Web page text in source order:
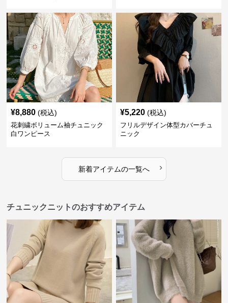
¥8,880 (税込)
花刺繍ボリューム袖チュニック
白ワンピース
¥5,220 (税込)
フリルデザイン体型カバーチュ
ニック
新着アイテムの一覧へ ›
チュニックニットのおすすめアイテム